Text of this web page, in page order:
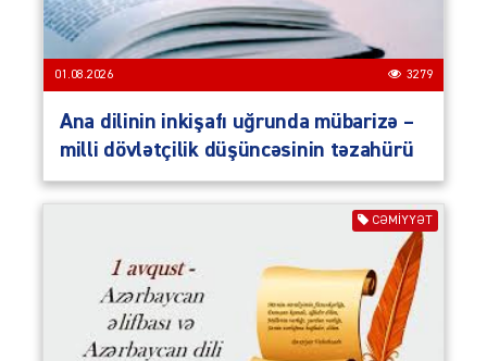
01.08.2026 3279
Ana dilinin inkişafı uğrunda mübarizə –
milli dövlətçilik düşüncəsinin təzahürü
CƏMIYYƏT